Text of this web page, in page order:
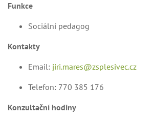
Funkce
Sociální pedagog
Kontakty
Email: jiri.mares@zsplesivec.cz
Telefon: 770 385 176
Konzultační hodiny